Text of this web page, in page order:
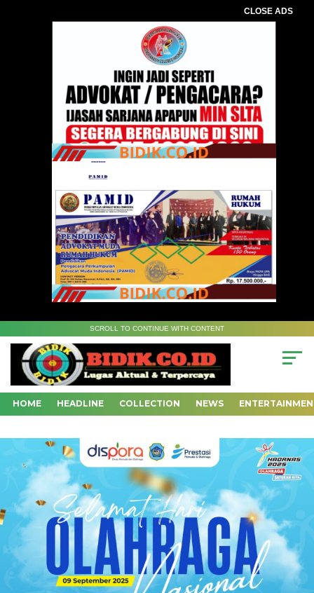
CLOSE ADS
SCROLL TO CONTINUE WITH CONTENT
HOME HEADLINE COLLECTION NEWS